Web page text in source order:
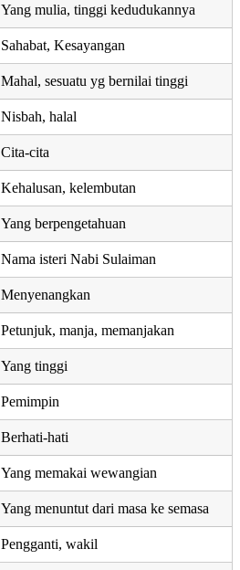
Yang mulia, tinggi kedudukannya
Sahabat, Kesayangan
Mahal, sesuatu yg bernilai tinggi
Nisbah, halal
Cita-cita
Kehalusan, kelembutan
Yang berpengetahuan
Nama isteri Nabi Sulaiman
Menyenangkan
Petunjuk, manja, memanjakan
Yang tinggi
Pemimpin
Berhati-hati
Yang memakai wewangian
Yang menuntut dari masa ke semasa
Pengganti, wakil